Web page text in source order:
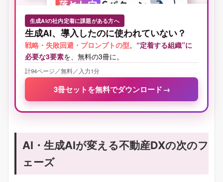
生成AIの社内定着に課題がある方へ
生成AI、導入したのに使われていない？
戦略・失敗回避・プロンプトの型。 “定着する組織”に
必要な3要素を、無料の3冊に。
計94ページ／無料／入力1分
3冊セットを無料でダウンロード →
AI・生成AIが変える不動産DXの次のフ
ェーズ